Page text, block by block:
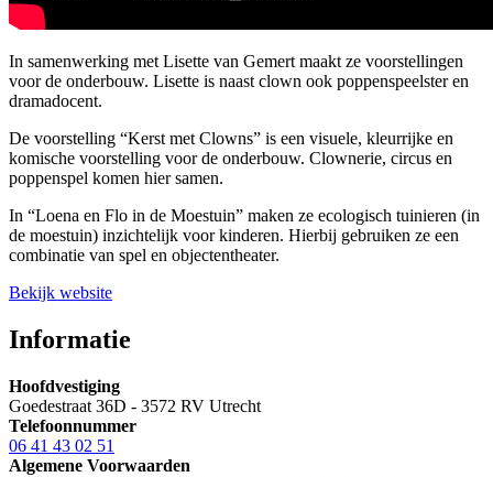
In samenwerking met Lisette van Gemert maakt ze voorstellingen
voor de onderbouw. Lisette is naast clown ook poppenspeelster en
dramadocent.
De voorstelling “Kerst met Clowns” is een visuele, kleurrijke en
komische voorstelling voor de onderbouw. Clownerie, circus en
poppenspel komen hier samen.
In “Loena en Flo in de Moestuin” maken ze ecologisch tuinieren (in
de moestuin) inzichtelijk voor kinderen. Hierbij gebruiken ze een
combinatie van spel en objectentheater.
Bekijk website
Informatie
Hoofdvestiging
Goedestraat 36D - 3572 RV Utrecht
Telefoonnummer
06 41 43 02 51
Algemene Voorwaarden